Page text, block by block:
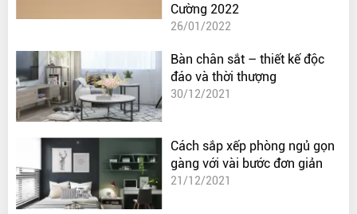
Cường 2022
26/01/2022
Bàn chân sắt – thiết kế độc
đáo và thời thượng
30/12/2021
Cách sắp xếp phòng ngủ gọn
gàng với vài bước đơn giản
21/12/2021